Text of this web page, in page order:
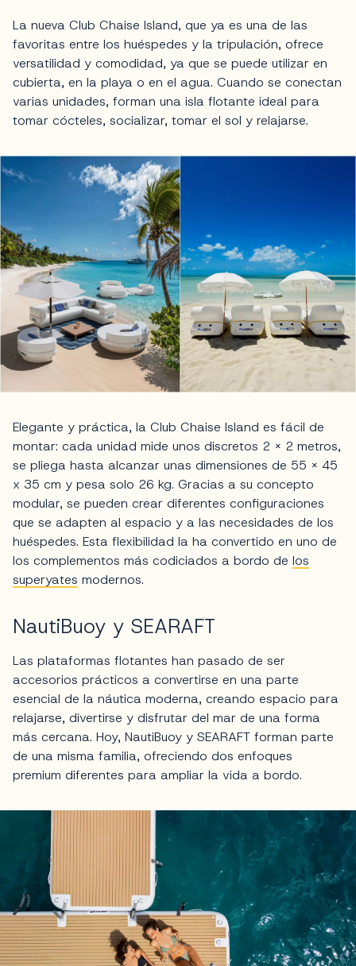
La nueva Club Chaise Island, que ya es una de las
favoritas entre los huéspedes y la tripulación, ofrece
versatilidad y comodidad, ya que se puede utilizar en
cubierta, en la playa o en el agua. Cuando se conectan
varias unidades, forman una isla flotante ideal para
tomar cócteles, socializar, tomar el sol y relajarse.
Elegante y práctica, la Club Chaise Island es fácil de
montar: cada unidad mide unos discretos 2 x 2 metros,
se pliega hasta alcanzar unas dimensiones de 55 x 45
x 35 cm y pesa solo 26 kg. Gracias a su concepto
modular, se pueden crear diferentes configuraciones
que se adapten al espacio y a las necesidades de los
huéspedes. Esta flexibilidad la ha convertido en uno de
los complementos más codiciados a bordo de los
superyates modernos.
NautiBuoy y SEARAFT
Las plataformas flotantes han pasado de ser
accesorios prácticos a convertirse en una parte
esencial de la náutica moderna, creando espacio para
relajarse, divertirse y disfrutar del mar de una forma
más cercana. Hoy, NautiBuoy y SEARAFT forman parte
de una misma familia, ofreciendo dos enfoques
premium diferentes para ampliar la vida a bordo.